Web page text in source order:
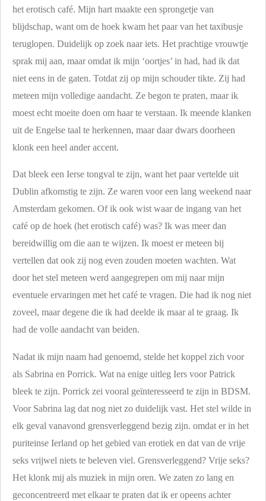
het erotisch café. Mijn hart maakte een sprongetje van
blijdschap, want om de hoek kwam het paar van het taxibusje
teruglopen. Duidelijk op zoek naar iets. Het prachtige vrouwtje
sprak mij aan, maar omdat ik mijn ‘oortjes’ in had, had ik dat
niet eens in de gaten. Totdat zij op mijn schouder tikte. Zij had
meteen mijn volledige aandacht. Ze begon te praten, maar ik
moest echt moeite doen om haar te verstaan. Ik meende klanken
uit de Engelse taal te herkennen, maar daar dwars doorheen
klonk een heel ander accent.
Dat bleek een Ierse tongval te zijn, want het paar vertelde uit
Dublin afkomstig te zijn. Ze waren voor een lang weekend naar
Amsterdam gekomen. Of ik ook wist waar de ingang van het
café op de hoek (het erotisch café) was? Ik was meer dan
bereidwillig om die aan te wijzen. Ik moest er meteen bij
vertellen dat ook zij nog even zouden moeten wachten. Wat
door het stel meteen werd aangegrepen om mij naar mijn
eventuele ervaringen met het café te vragen. Die had ik nog niet
zoveel, maar degene die ik had deelde ik maar al te graag. Ik
had de volle aandacht van beiden.
Nadat ik mijn naam had genoemd, stelde het koppel zich voor
als Sabrina en Porrick. Wat na enige uitleg Iers voor Patrick
bleek te zijn. Porrick zei vooral geïnteresseerd te zijn in BDSM.
Voor Sabrina lag dat nog niet zo duidelijk vast. Het stel wilde in
elk geval vanavond grensverleggend bezig zijn. omdat er in het
puriteinse Ierland op het gebied van erotiek en dat van de vrije
seks vrijwel niets te beleven viel. Grensverleggend? Vrije seks?
Het klonk mij als muziek in mijn oren. We zaten zo lang en
geconcentreerd met elkaar te praten dat ik er opeens achter